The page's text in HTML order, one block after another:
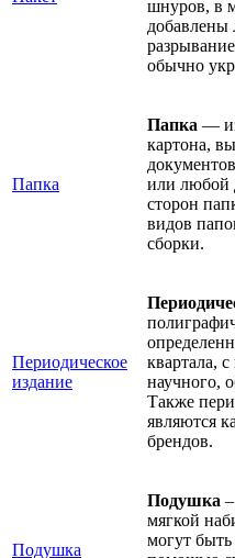
шнуров, в
добавлены
обычно
Папка
Папка —
картона,
или любой
сторон
видов
сборки.
Периодическое
издание
квартала,
научного,
Также
являются
брендов.
Подушка
Подушка
мягкой
могут